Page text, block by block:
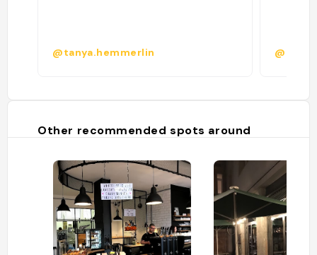
@tanya.hemmerlin @blufri
Other recommended spots around